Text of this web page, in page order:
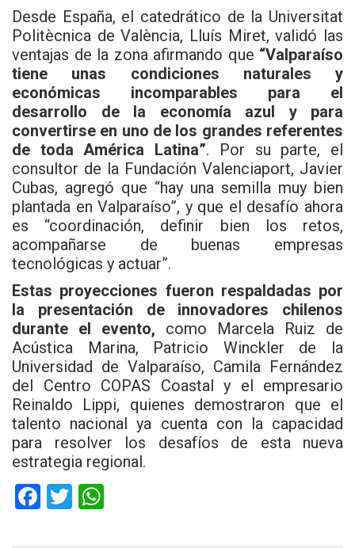
Desde España, el catedrático de la Universitat
Politècnica de València, Lluís Miret, validó las
ventajas de la zona afirmando que “Valparaíso
tiene unas condiciones naturales y
económicas incomparables para el
desarrollo de la economía azul y para
convertirse en uno de los grandes referentes
de toda América Latina”. Por su parte, el
consultor de la Fundación Valenciaport, Javier
Cubas, agregó que “hay una semilla muy bien
plantada en Valparaíso”, y que el desafío ahora
es “coordinación, definir bien los retos,
acompañarse de buenas empresas
tecnológicas y actuar”.
Estas proyecciones fueron respaldadas por
la presentación de innovadores chilenos
durante el evento, como Marcela Ruiz de
Acústica Marina, Patricio Winckler de la
Universidad de Valparaíso, Camila Fernández
del Centro COPAS Coastal y el empresario
Reinaldo Lippi, quienes demostraron que el
talento nacional ya cuenta con la capacidad
para resolver los desafíos de esta nueva
estrategia regional.
F
T